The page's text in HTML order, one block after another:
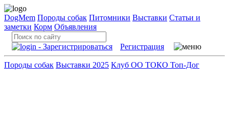
DogMem Породы собак Питомники Выставки Статьи и
заметки Корм Объявления
Регистрация
Породы собак Выставки 2025 Клуб ОО ТОКО Топ-Дог